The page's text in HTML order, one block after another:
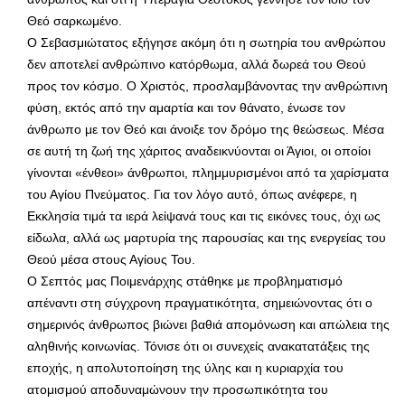
Θεό σαρκωμένο.
Ο Σεβασμιώτατος εξήγησε ακόμη ότι η σωτηρία του ανθρώπου
δεν αποτελεί ανθρώπινο κατόρθωμα, αλλά δωρεά του Θεού
προς τον κόσμο. Ο Χριστός, προσλαμβάνοντας την ανθρώπινη
φύση, εκτός από την αμαρτία και τον θάνατο, ένωσε τον
άνθρωπο με τον Θεό και άνοιξε τον δρόμο της θεώσεως. Μέσα
σε αυτή τη ζωή της χάριτος αναδεικνύονται οι Άγιοι, οι οποίοι
γίνονται «ένθεοι» άνθρωποι, πλημμυρισμένοι από τα χαρίσματα
του Αγίου Πνεύματος. Για τον λόγο αυτό, όπως ανέφερε, η
Εκκλησία τιμά τα ιερά λείψανά τους και τις εικόνες τους, όχι ως
είδωλα, αλλά ως μαρτυρία της παρουσίας και της ενεργείας του
Θεού μέσα στους Αγίους Του.
Ο Σεπτός μας Ποιμενάρχης στάθηκε με προβληματισμό
απέναντι στη σύγχρονη πραγματικότητα, σημειώνοντας ότι ο
σημερινός άνθρωπος βιώνει βαθιά απομόνωση και απώλεια της
αληθινής κοινωνίας. Τόνισε ότι οι συνεχείς ανακατατάξεις της
εποχής, η απολυτοποίηση της ύλης και η κυριαρχία του
ατομισμού αποδυναμώνουν την προσωπικότητα του